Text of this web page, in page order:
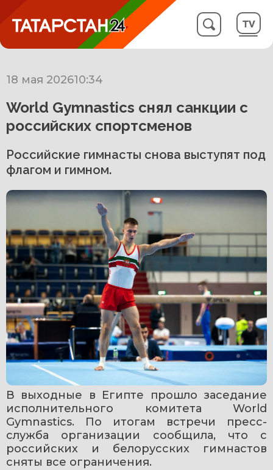
18 мая 202610:34
World Gymnastics снял санкции с
российских спортсменов
Российские гимнасты снова выступят под
флагом и гимном.
В выходные в Египте прошло заседание
исполнительного комитета World
Gymnastics. По итогам встречи пресс-
служба организации сообщила, что с
российских и белорусских гимнастов
сняты все ограничения.